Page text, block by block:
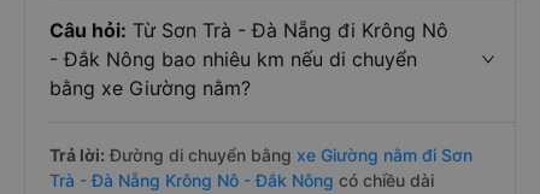
Câu hỏi: Từ Sơn Trà - Đà Nẵng đi Krông Nô
- Đắk Nông bao nhiêu km nếu di chuyển
bằng xe Giường nằm?
Trả lời: Đường di chuyển bằng xe Giường nằm đi Sơn
Trà - Đà Nẵng Krông Nô - Đắk Nông có chiều dài